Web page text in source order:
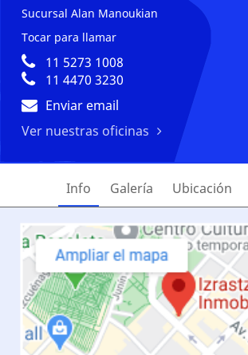
Sucursal Alan Manoukian
Tocar para llamar
11 5273 1008
11 4470 3230
Enviar email
Ver nuestras oficinas
Info Galería Ubicación